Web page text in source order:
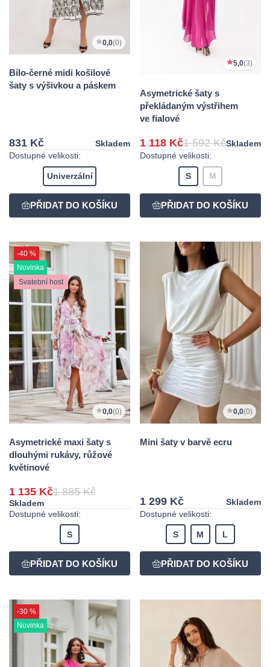
0,0(0)
Bílo-černé midi košilové
šaty s výšivkou a páskem
831 Kč
Skladem
Dostupné velikosti:
Univerzální
5,0(3)
Asymetrické šaty s
překládaným výstřihem
ve fialové
1 118 Kč1 592 KčSkladem
Dostupné velikosti:
S M
-40 %
Novinka
Svatební host
0,0(0)
Asymetrické maxi šaty s
dlouhými rukávy, růžové
květinové
1 135 Kč1 885 Kč
Skladem
Dostupné velikosti:
S
0,0(0)
Mini šaty v barvě ecru
1 299 Kč
Skladem
Dostupné velikosti:
S M L
-30 %
Novinka